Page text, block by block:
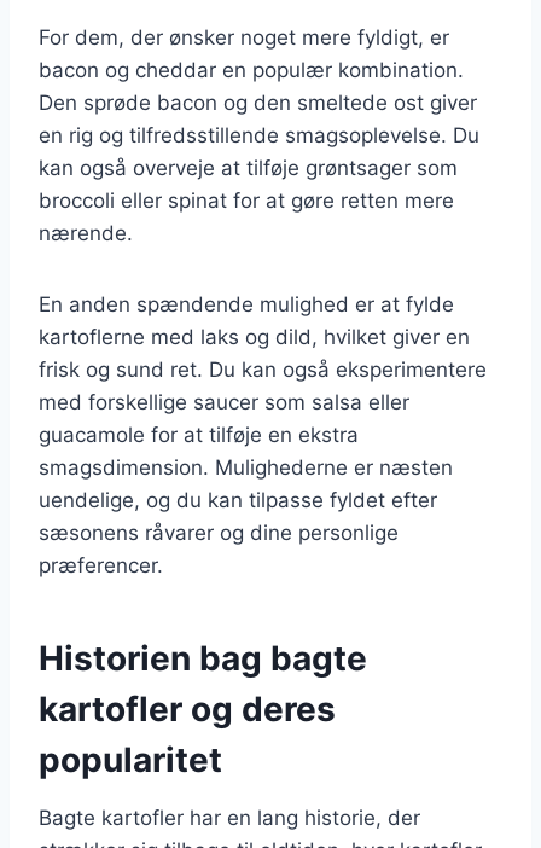
For dem, der ønsker noget mere fyldigt, er
bacon og cheddar en populær kombination.
Den sprøde bacon og den smeltede ost giver
en rig og tilfredsstillende smagsoplevelse. Du
kan også overveje at tilføje grøntsager som
broccoli eller spinat for at gøre retten mere
nærende.
En anden spændende mulighed er at fylde
kartoflerne med laks og dild, hvilket giver en
frisk og sund ret. Du kan også eksperimentere
med forskellige saucer som salsa eller
guacamole for at tilføje en ekstra
smagsdimension. Mulighederne er næsten
uendelige, og du kan tilpasse fyldet efter
sæsonens råvarer og dine personlige
præferencer.
Historien bag bagte
kartofler og deres
popularitet
Bagte kartofler har en lang historie, der